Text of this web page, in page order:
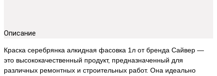
Описание
Краска серебрянка алкидная фасовка 1л от бренда Сайвер —
это высококачественный продукт, предназначенный для
различных ремонтных и строительных работ. Она идеально